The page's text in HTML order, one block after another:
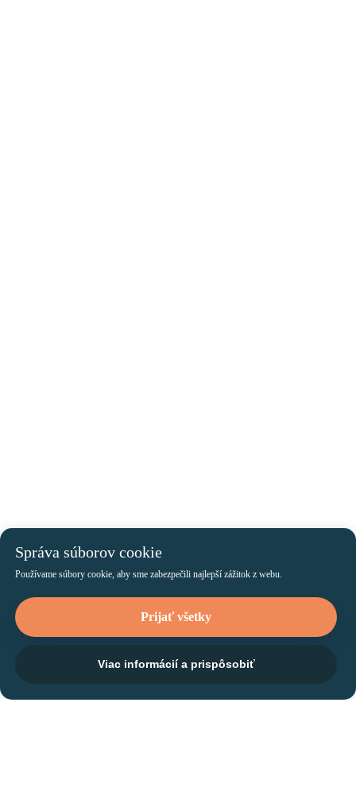
Správa súborov cookie
Používame súbory cookie, aby sme zabezpečili najlepší zážitok z webu.
Prijať všetky
Viac informácií a prispôsobiť